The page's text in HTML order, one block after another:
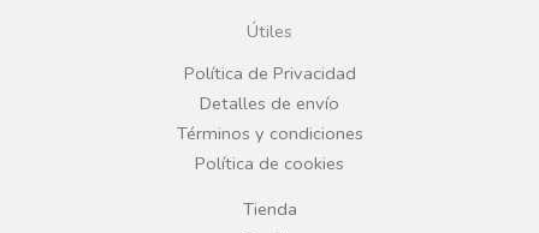
o
k
r
a
Útiles
Política de Privacidad
Detalles de envío
Términos y condiciones
Política de cookies
Tienda